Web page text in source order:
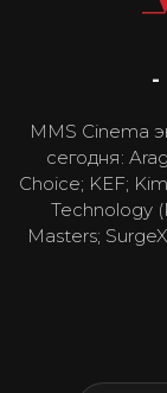
-
MMS Cinema
сегодня:
Choice; KEF;
Technology
Masters;